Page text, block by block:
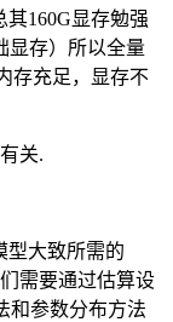
其160G显存勉强
显存）所以全量
存充足，显存不
关.
型大致所需的
需要通过估算设
和参数分布方法